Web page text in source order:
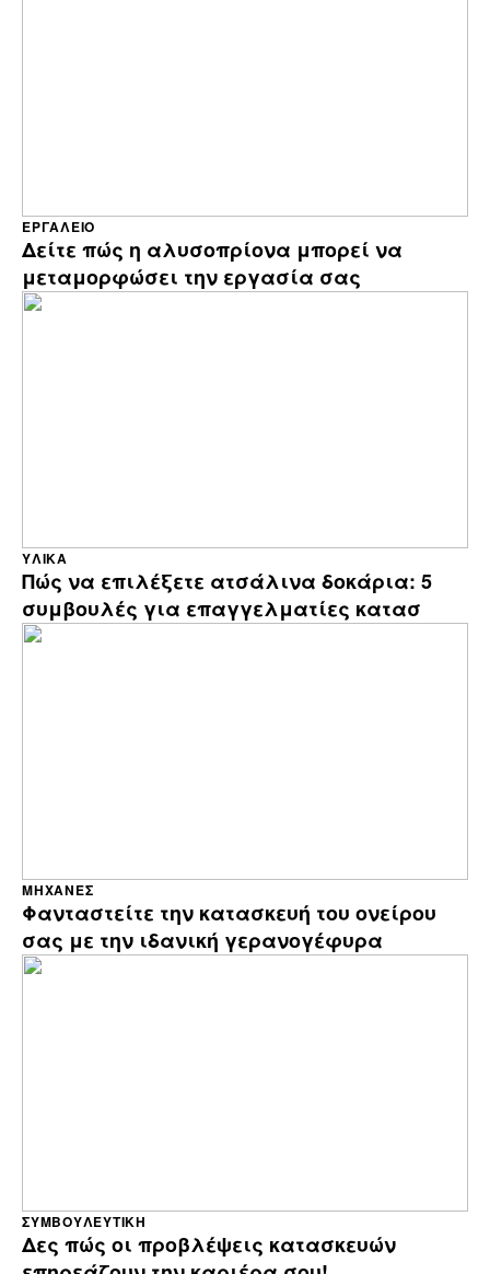
Δείτε πώς η αλυσοπρίονα μπορεί να
μεταμορφώσει την εργασία σας
ΕΡΓΑΛΕΊΟ
Πώς να επιλέξετε ατσάλινα δοκάρια: 5
συμβουλές για επαγγελματίες κατασ
ΥΛΙΚΆ
Φανταστείτε την κατασκευή του ονείρου
σας με την ιδανική γερανογέφυρα
ΜΗΧΑΝΈΣ
Δες πώς οι προβλέψεις κατασκευών
ΣΥΜΒΟΥΛΕΥΤΙΚΉ